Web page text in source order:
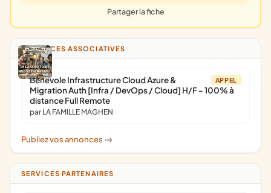
Partager la fiche
ANNONCES ASSOCIATIVES
APPEL
Bénévole Infrastructure Cloud Azure &
Migration Auth [Infra / DevOps / Cloud] H/F - 100% à
distance Full Remote
par LA FAMILLE MAGHEN
Publiez vos annonces ->
SERVICES PARTENAIRES